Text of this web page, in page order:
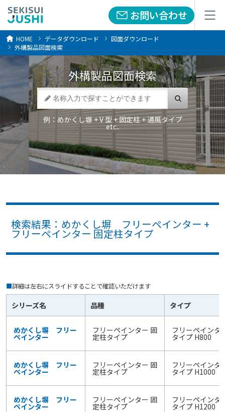
お問い合わせ
メニュー お問い合わせ
メニュー
HOME データダウンロード
図面ダウンロード
外構製品図面検索
外構製品図面検索
例：めかくし塀 + V 型 + 固定柱 + 通風タイプ
etc..
検索結果：めかくし塀 フリーペインター +
フリーペインター 固定柱タイプ
■詳細は左右にスライドすることで確認いただけます
シリーズ名 品種 タイプ
めかくし塀 フリー
ペインター
フリーペインター 固
定柱タイプ
フリーペインタ
タイプ H800
めかくし塀 フリー
ペインター
フリーペインター 固
定柱タイプ
フリーペインタ
タイプ H1000
めかくし塀 フリー
ペインター
フリーペインター 固
定柱タイプ
フリーペインタ
タイプ H1200